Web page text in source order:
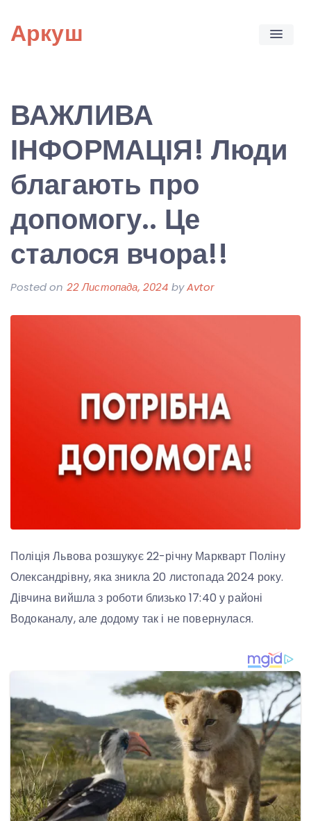
content
Аркуш
ВАЖЛИВА
ІНФОРМАЦІЯ! Люди
благають про
допомогу.. Це
сталося вчора!!
Posted on 22 Листопада, 2024 byAvtor
Поліція Львова розшукує 22-річну Маркварт Поліну
Олександрівну, яка зникла 20 листопада 2024 року.
Дівчина вийшла з роботи близько 17:40 у районі
Водоканалу, але додому так і не повернулася.